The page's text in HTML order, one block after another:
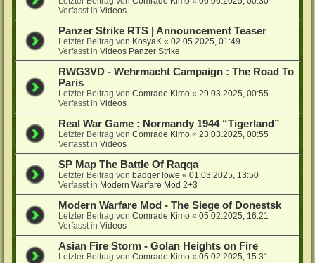
Verfasst inVideos
Panzer Strike RTS | Announcement Teaser
Letzter Beitrag von KosyaK «02.05.2025, 01:49
Verfasst inVideos Panzer Strike
RWG3VD - Wehrmacht Campaign : The Road To
Paris
Letzter Beitrag vonComrade Kimo «29.03.2025, 00:55
Verfasst inVideos
Real War Game : Normandy 1944 “Tigerland”
Letzter Beitrag vonComrade Kimo «23.03.2025, 00:55
Verfasst inVideos
SP Map The Battle Of Raqqa
Letzter Beitrag vonbadger lowe «01.03.2025, 13:50
Verfasst in Modern Warfare Mod 2+3
Modern Warfare Mod - The Siege of Donestsk
Letzter Beitrag vonComrade Kimo «05.02.2025, 16:21
Verfasst inVideos
Asian Fire Storm - Golan Heights on Fire
Letzter Beitrag vonComrade Kimo «05.02.2025, 15:31